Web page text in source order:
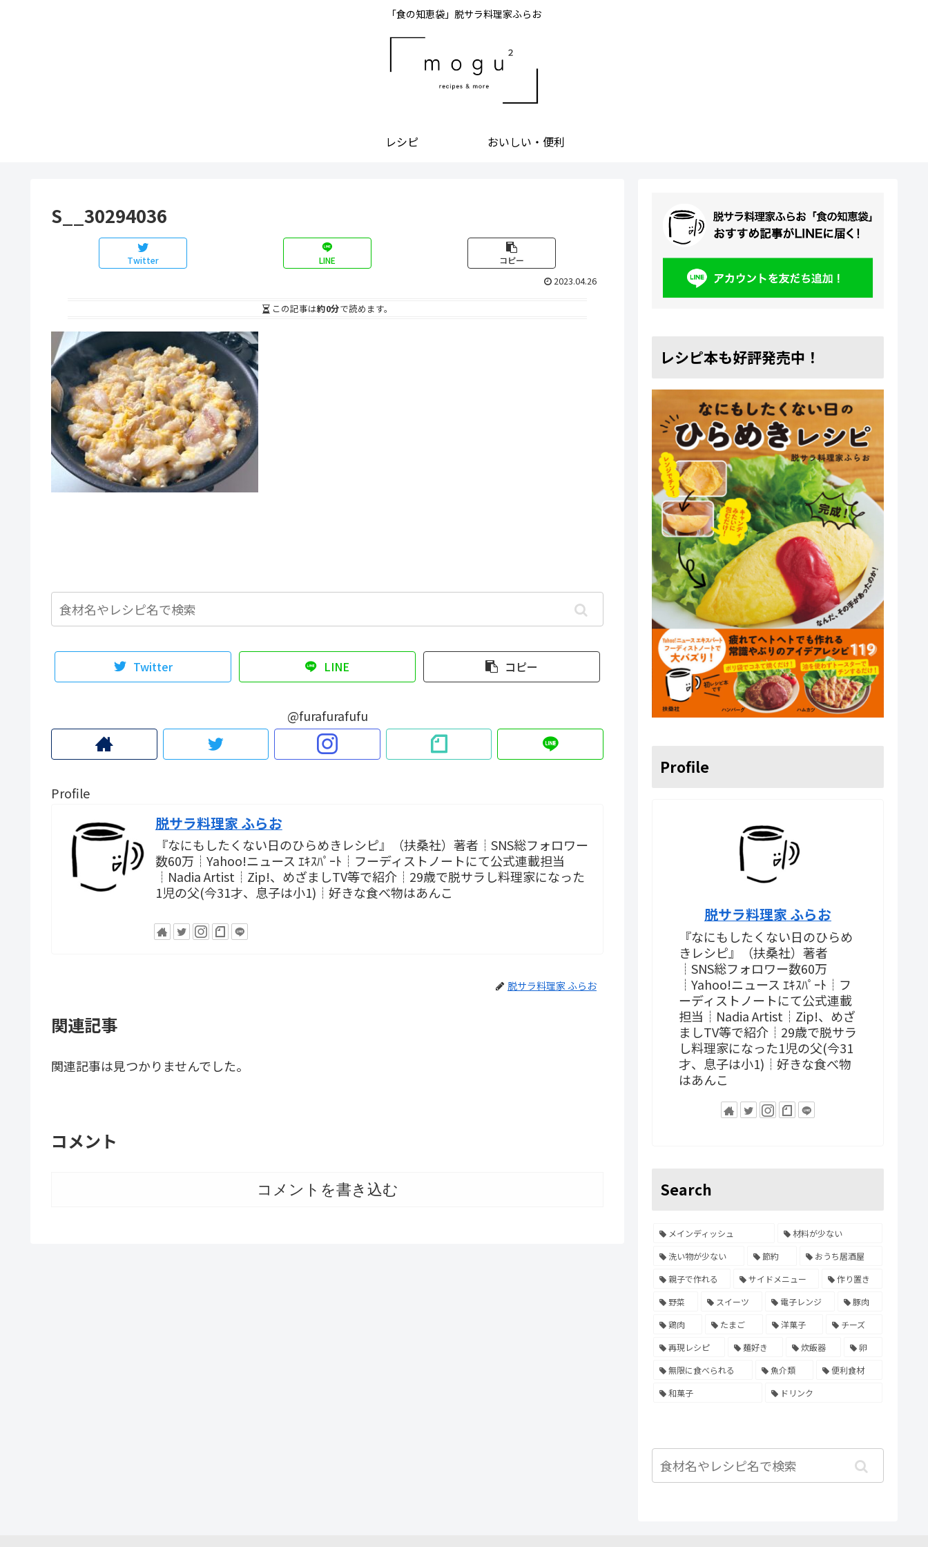
「食の知恵袋」脱サラ料理家ふらお
レシピ おいしい・便利
S__30294036
Twitter LINE コピー
2023.04.26
この記事は約0分で読めます。
Twitter LINE コピー
@furafurafufu
Profile
脱サラ料理家 ふらお
『なにもしたくない日のひらめきレシピ』（扶桑社）著者┊SNS総フォロワー
数60万┊Yahoo!ニュース ｴｷｽﾊﾟｰﾄ┊フーディストノートにて公式連載担当
┊Nadia Artist┊Zip!、めざましTV等で紹介┊29歳で脱サラし料理家になった
1児の父(今31才、息子は小1)┊好きな食べ物はあんこ
脱サラ料理家 ふらお
関連記事
関連記事は見つかりませんでした。
コメント
コメントを書き込む
レシピ本も好評発売中！
Profile
脱サラ料理家 ふらお
『なにもしたくない日のひらめ
きレシピ』（扶桑社）著者
┊SNS総フォロワー数60万
┊Yahoo!ニュース ｴｷｽﾊﾟｰﾄ┊フ
ーディストノートにて公式連載
担当┊Nadia Artist┊Zip!、めざ
ましTV等で紹介┊29歳で脱サラ
し料理家になった1児の父(今31
才、息子は小1)┊好きな食べ物
はあんこ
Search
メインディッシュ
材料が少ない
洗い物が少ない
節約
おうち居酒屋
親子で作れる
サイドメニュー
作り置き
野菜
スイーツ 電子レンジ
豚肉
鶏肉
たまご 洋菓子
チーズ
再現レシピ
麺好き 炊飯器
卵
無限に食べられる
魚介類
便利食材
和菓子
ドリンク